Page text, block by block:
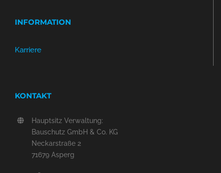
INFORMATION
Karriere
KONTAKT
Hauptsitz Verwaltung:
Bauschutz GmbH & Co. KG
Neckarstraße 2
71679 Asperg